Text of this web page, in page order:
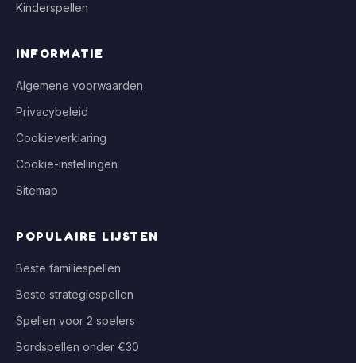
Kinderspellen
INFORMATIE
Algemene voorwaarden
Privacybeleid
Cookieverklaring
Cookie-instellingen
Sitemap
POPULAIRE LIJSTEN
Beste familiespellen
Beste strategiespellen
Spellen voor 2 spelers
Bordspellen onder €30